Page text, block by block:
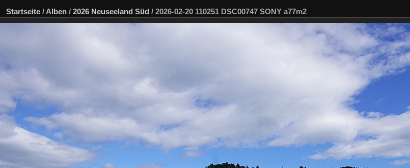
Startseite / Alben / 2026 Neuseeland Süd / 2026-02-20 110251 DSC00747 SONY a77m2